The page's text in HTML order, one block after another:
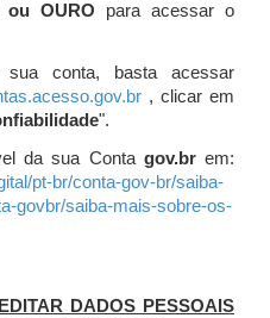
ou OURO para acessar o
conta, basta acessar
, clicar em
".
da sua Conta gov.brem:
pt-br/conta-gov-br/saiba-
govbr/saiba-mais-sobre-os-
DADOS PESSOAIS